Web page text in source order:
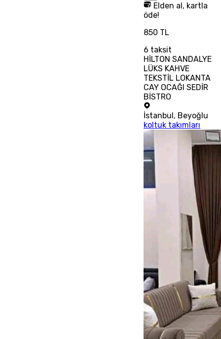
Elden al, kartla
öde!
850 TL
6 taksit
HİLTON SANDALYE
LÜKS KAHVE
TEKSTİL LOKANTA
CAY OCAĞI SEDİR
BİSTRO
İstanbul, Beyoğlu
koltuk takımları